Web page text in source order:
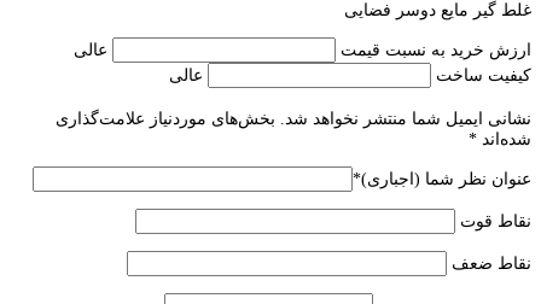
غلط گیر مایع دوسر فضایی
ارزش خرید به نسبت قیمت
عالی
کیفیت ساخت
عالی
نشانی ایمیل شما منتشر نخواهد شد.
بخش‌های موردنیاز علامت‌گذاری
شده‌اند *
عنوان نظر شما (اجباری)*
نقاط قوت
نقاط ضعف